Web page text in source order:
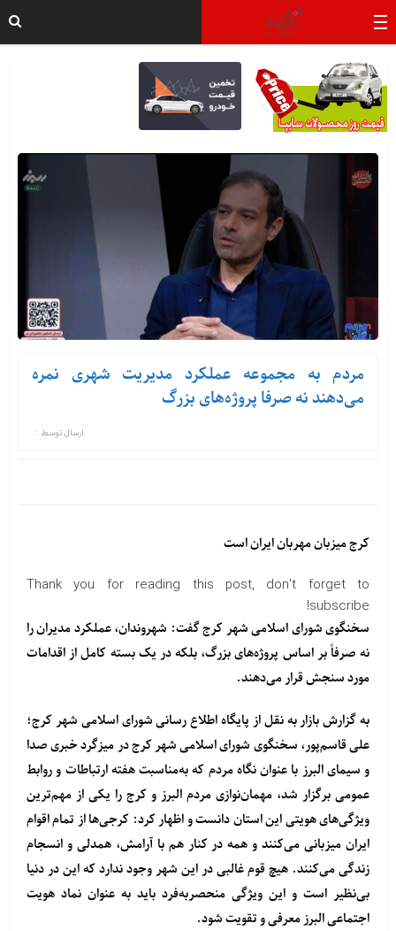
مردم به مجموعه عملکرد مدیریت شهری نمره
می‌دهند نه صرفا پروژه‌های بزرگ
ارسال توسط :
کرج میزبان مهربان ایران است
Thank you for reading this post, don't forget to
subscribe!
سخنگوی شورای اسلامی شهر کرج گفت: شهروندان، عملکرد مدیران را
نه صرفاً بر اساس پروژه‌های بزرگ، بلکه در یک بسته کامل از اقدامات
مورد سنجش قرار می‌دهند.
به گزارش بازار به نقل از پایگاه اطلاع رسانی شورای اسلامی شهر کرج؛
علی قاسم‌پور، سخنگوی شورای اسلامی شهر کرج در میزگرد خبری صدا
و سیمای البرز با عنوان نگاه مردم که به‌مناسبت هفته ارتباطات و روابط
عمومی برگزار شد، مهمان‌نوازی مردم البرز و کرج را یکی از مهم‌ترین
ویژگی‌های هویتی این استان دانست و اظهار کرد: کرجی‌ها از تمام اقوام
ایران میزبانی می‌کنند و همه در کنار هم با آرامش، همدلی و انسجام
زندگی می‌کنند. هیچ قوم غالبی در این شهر وجود ندارد که این در دنیا
بی‌نظیر است و این ویژگی منحصربه‌فرد باید به عنوان نماد هویت
اجتماعی البرز معرفی و تقویت شود.